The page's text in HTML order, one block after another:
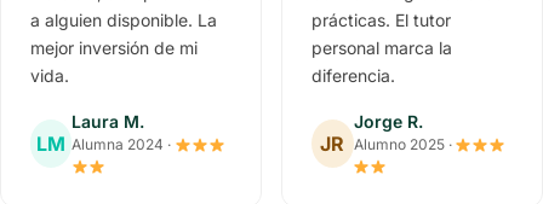
a alguien disponible. La
mejor inversión de mi
vida.
LM
Laura M.
Alumna 2024 ·
prácticas. El tutor
personal marca la
diferencia.
JR
Jorge R.
Alumno 2025 ·